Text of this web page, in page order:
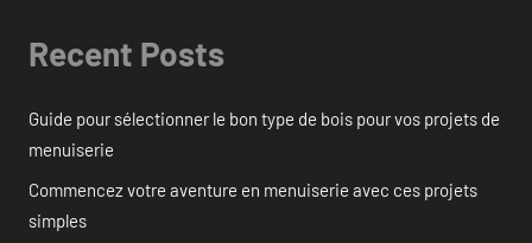
Recent Posts
Guide pour sélectionner le bon type de bois pour vos projets de
menuiserie
Commencez votre aventure en menuiserie avec ces projets
simples